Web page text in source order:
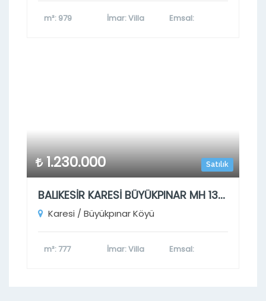
m²: 979 İmar: Villa Emsal:
Satılık
1.230.000
BALIKESİR KARESİ BÜYÜKPINAR MH 133 ADA 5 PARSEL
Karesi / Büyükpınar Köyü
m²: 777 İmar: Villa Emsal: